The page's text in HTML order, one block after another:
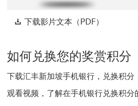
如何兑换您的奖赏积分
下载汇丰新加坡手机银行，兑换积分
观看视频，了解在手机银行兑换积分
下载影片文本（PDF）